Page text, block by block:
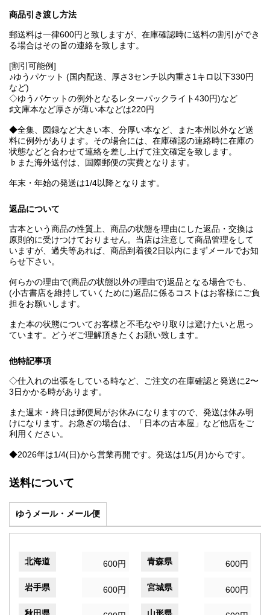
商品引き渡し方法
郵送料は一律600円と致しますが、在庫確認時に送料の割引ができ
る場合はその旨の連絡を致します。
[割引可能例]
♪ゆうパケット (国内配送、厚さ3センチ以内重さ1キロ以下330円
など)
◇ゆうパケットの例外となるレターパックライト430円)など
♯文庫本など厚さが薄い本などは220円
◆全集、図録など大きい本、分厚い本など、また本州以外など送
料に例外があります。その場合には、在庫確認の連絡時に在庫の
状態などと合わせて連絡を差し上げて注文確定を致します。
♭また海外送付は、国際郵便の実費となります。
年末・年始の発送は1/4以降となります。
返品について
古本という商品の性質上、商品の状態を理由にした返品・交換は
原則的に受けつけておりません。当店は注意して商品管理をして
いますが、過失等あれば、商品到着後2日以内にまずメールでお知
らせ下さい。
何らかの理由で(商品の状態以外の理由で)返品となる場合でも、
(小古書店を維持していくために)返品に係るコストはお客様にご負
担をお願いします。
また本の状態についてお客様と不毛なやり取りは避けたいと思っ
ています。どうぞご理解頂きたくお願い致します。
他特記事項
◇仕入れの出張をしている時など、ご注文の在庫確認と発送に2〜
3日かかる時があります。
また週末・終日は郵便局がお休みになりますので、発送は休み明
けになります。お急ぎの場合は、「日本の古本屋」など他店をご
利用ください。
◆2026年は1/4(日)から営業再開です。発送は1/5(月)からです。
送料について
ゆうメール・メール便
北海道 600円 青森県 600円
岩手県 600円 宮城県 600円